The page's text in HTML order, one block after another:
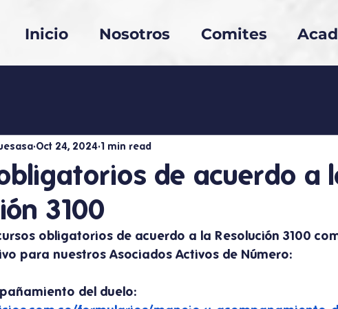
Inicio Nosotros Comites
de acuerdo a
3100
Oct 24, 2024 1 min read
obligatorios de acuerdo a la Resolución 3100
para nuestros Asociados Activos de Número:
del duelo: